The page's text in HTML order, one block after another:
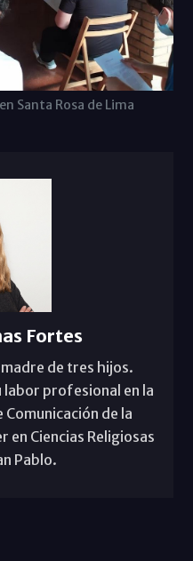
Santa Rosa de Lima
Fortes
de tres hijos.
profesional en la
de la
en Ciencias Religiosas
Pablo.